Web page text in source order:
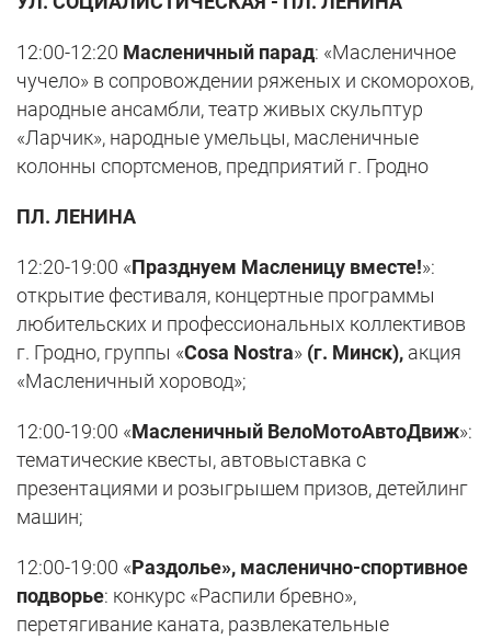
12:00-12:20 Масленичный парад: «Масленичное
чучело» в сопровождении ряженых и скоморохов,
народные ансамбли, театр живых скульптур
«Ларчик», народные умельцы, масленичные
колонны спортсменов, предприятий г. Гродно
ПЛ. ЛЕНИНА
12:20-19:00 «Празднуем Масленицу вместе!»:
открытие фестиваля, концертные программы
любительских и профессиональных коллективов
г. Гродно, группы «Cosa Nostra» (г. Минск), акция
«Масленичный хоровод»;
12:00-19:00 «Масленичный ВелоМотоАвтоДвиж»:
тематические квесты, автовыставка с
презентациями и розыгрышем призов, детейлинг
машин;
12:00-19:00 «Раздолье», масленично-спортивное
подворье: конкурс «Распили бревно»,
перетягивание каната, развлекательные